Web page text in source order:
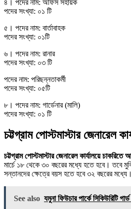
৪। পদের নাম: অফিস সহায়ক
পদের সংখ্যা: ০১ টি
৫। পদের নাম: বার্তাবাহক
পদের সংখ্যা: ০১টি
৬। পদের নাম: রানার
পদের সংখ্যা: ০৩ টি
পদের নাম: পরিছন্নতাকর্মী
পদের সংখ্যা: ০৫টি
৮। পদের নাম: গার্ডেনার (মালি)
পদের সংখ্যা: ০১ টি
চট্টগ্রাম পোস্টমাস্টার জেনারেল
চট্টগ্রাম পোস্টমাস্টার জেনারেল কার্যালয়ে চাকরিতে
মার্চে ১৮ থেকে ৩০ বছরের মধ্যে হতে হবে। তবে
সন্তানদের ক্ষেত্রে বয়স হতে হবে ৩২ বছরের মধ্যে।
See also যমুনা ফিউচার পার্কে সিকিউরিটি